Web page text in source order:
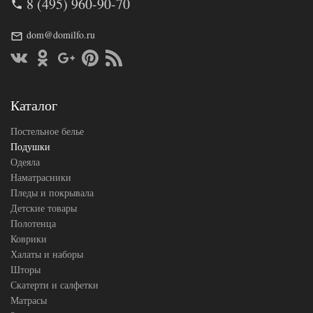
001530
Размер
Наполнитель
Холфитекс
8 (495) 960-90-70
dom@domilfo.ru
Каталог
Постельное белье
Подушки
Одеяла
Наматрасники
Пледы и покрывала
Детские товары
Полотенца
Коврики
Халаты и наборы
Шторы
Скатерти и салфетки
Матрасы